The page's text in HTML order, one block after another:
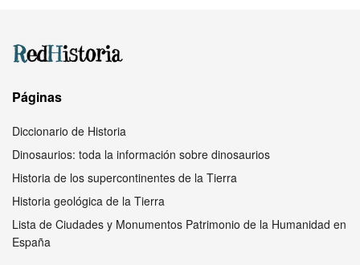
Páginas
Diccionario de Historia
Dinosaurios: toda la información sobre dinosaurios
Historia de los supercontinentes de la Tierra
Historia geológica de la Tierra
Lista de Ciudades y Monumentos Patrimonio de la Humanidad en
España